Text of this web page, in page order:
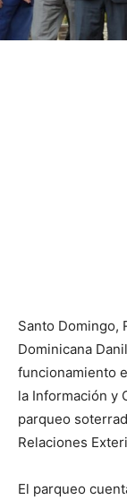
Santo Domingo,
Dominicana
funcionamiento
la Información y
parqueo
Relaciones
El parqueo